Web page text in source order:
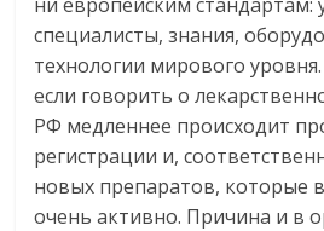
специалисты, знания,
технологии мирового
если говорить о
РФ медленнее происходит
регистрации и,
новых препаратов, которые
очень активно. Причина и в